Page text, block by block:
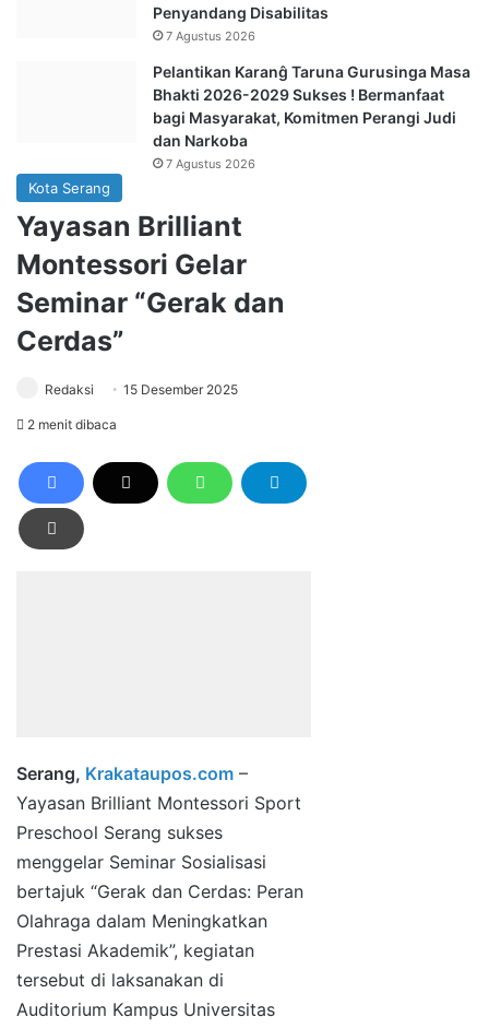
Penyandang Disabilitas
7 Agustus 2026
Pelantikan Karanĝ Taruna Gurusinga Masa
Bhakti 2026-2029 Sukses ! Bermanfaat
bagi Masyarakat, Komitmen Perangi Judi
dan Narkoba
7 Agustus 2026